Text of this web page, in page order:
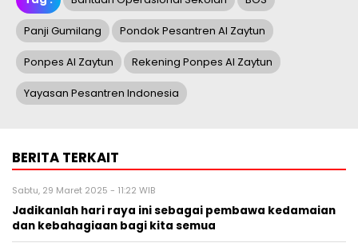
Panji Gumilang Pondok Pesantren Al Zaytun
Ponpes Al Zaytun Rekening Ponpes Al Zaytun
Yayasan Pesantren Indonesia
BERITA TERKAIT
Sabtu, 29 Maret 2025 - 11:22 WIB
Jadikanlah hari raya ini sebagai pembawa kedamaian
dan kebahagiaan bagi kita semua